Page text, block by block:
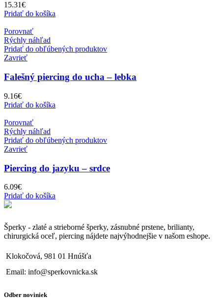
15.31€
Pridať do košíka
Porovnať
Rýchly náhľad
Pridať do obľúbených produktov
Zavrieť
Falešný piercing do ucha – lebka
9.16€
Pridať do košíka
Porovnať
Rýchly náhľad
Pridať do obľúbených produktov
Zavrieť
Piercing do jazyku – srdce
6.09€
Pridať do košíka
Šperky - zlaté a strieborné šperky, zásnubné prstene, brilianty,
chirurgická oceľ, piercing nájdete najvýhodnejšie v našom eshope.
Klokočová, 981 01 Hnúšťa
Email: info@sperkovnicka.sk
Odber noviniek